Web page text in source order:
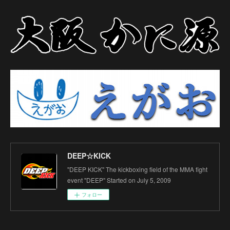
DEEP☆KICK
"DEEP KICK" The kickboxing field of the MMA fight
event "DEEP" Started on July 5, 2009
フォロー